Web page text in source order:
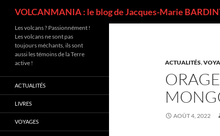
VOLCANMANIA : le blog de Jacques-Marie
ACTUALITÉS,
AOÛT 4, 2022
Les volcans ? Passionnément !
Les volcans ne sont pas
toujours méchants, ils sont
aussi les témoins de la Terre
active !
ACTUALITÉS
LIVRES
VOYAGES